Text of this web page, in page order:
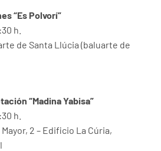
“Es Polvorí”
h.
de Santa Llúcia (baluarte de
“Madina Yabisa”
h.
2 – Edificio La Cúria,